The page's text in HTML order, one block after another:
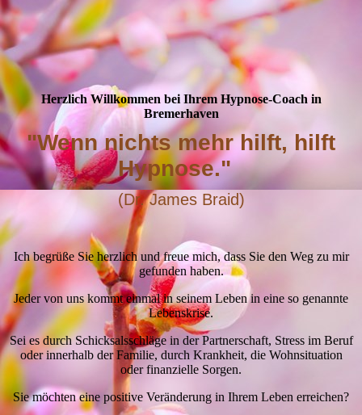
Herzlich Willkommen bei Ihrem Hypnose-Coach in
Bremerhaven
"Wenn nichts mehr hilft, hilft
Hypnose."
(Dr. James Braid)
Ich begrüße Sie herzlich und freue mich, dass Sie den Weg zu mir
gefunden haben.
Jeder von uns kommt einmal in seinem Leben in eine so genannte
Lebenskrise.
Sei es durch Schicksalsschläge in der Partnerschaft, Stress im Beruf
oder innerhalb der Familie, durch Krankheit, die Wohnsituation
oder finanzielle Sorgen.
Sie möchten eine positive Veränderung in Ihrem Leben erreichen?